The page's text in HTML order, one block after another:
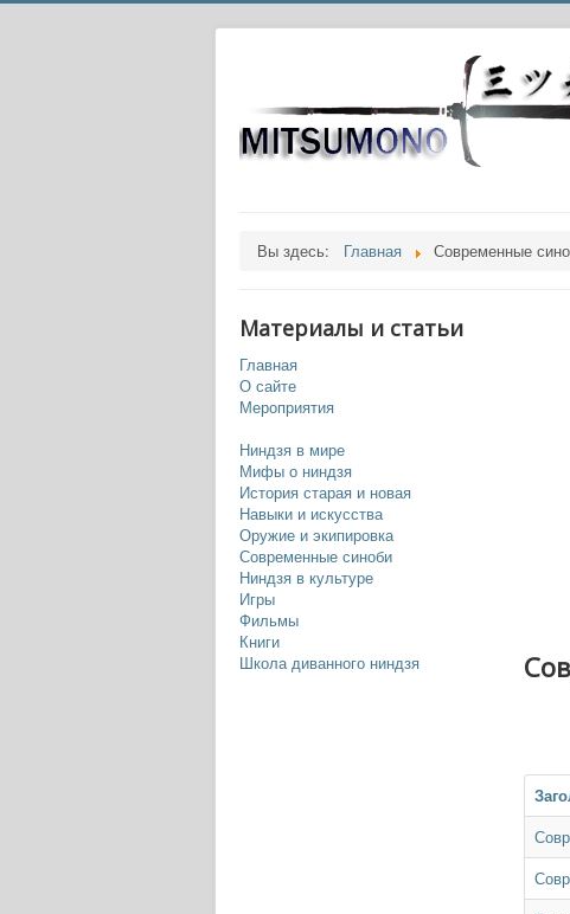
Вы здесь: Главная Современные
Материалы и статьи
Главная
О сайте
Мероприятия
Ниндзя в мире
Мифы о ниндзя
История старая и новая
Навыки и искусства
Оружие и экипировка
Современные синоби
Ниндзя в культуре
Игры
Фильмы
Книги
Школа диванного ниндзя